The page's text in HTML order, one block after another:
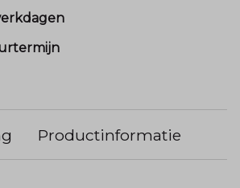
Productinformatie